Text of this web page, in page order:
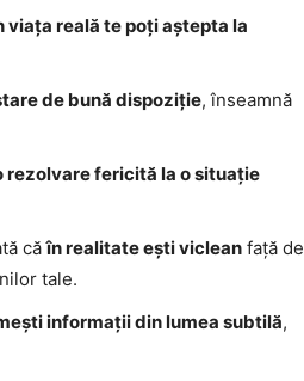
viața reală te poți aștepta la
de bună dispoziție, înseamnă
rezolvare fericită la o situație
căîn realitate ești viclean față de
tale.
informații din lumea subtilă,